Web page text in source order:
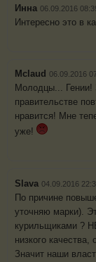
Инна 06.09.2016
Интересно это в
Mclaud 06.09.2016
Молодцы... Гении!
правительстве
нравится! Мне
уже!
Slava 04.09.2016
По причине
уточняю марки).
курильщиками ?
низкого
Значит наши